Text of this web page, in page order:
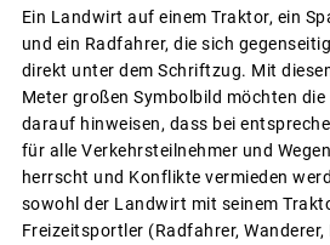
Ein Landwirt auf einem Traktor, ein
und ein Radfahrer, die sich
direkt unter dem Schriftzug. Mit
Meter großen Symbolbild möchten die
darauf hinweisen, dass bei
für alle Verkehrsteilnehmer und
herrscht und Konflikte vermieden
sowohl der Landwirt mit seinem
Freizeitsportler (Radfahrer, Wanderer,